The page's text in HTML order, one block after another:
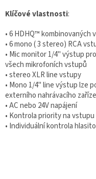
Klíčové vlastnosti:
• 6 HDHQ™ kombinovaných
• 6 mono ( 3 stereo) RCA
• Mic monitor 1/4" výstup
všech mikrofoních vstupů
• stereo XLR line vstupy
• Mono 1/4" line výstup lze
externího nahrávacího
• AC nebo 24V napájení
• Kontrola priority na vstupu
• Individuální kontrola